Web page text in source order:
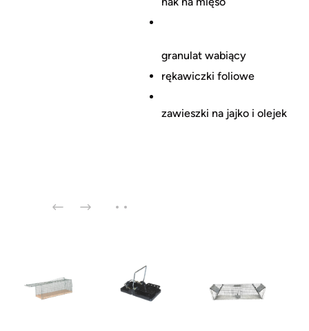
granulat wabiący
rękawiczki foliowe
zawieszki na jajko i olejek